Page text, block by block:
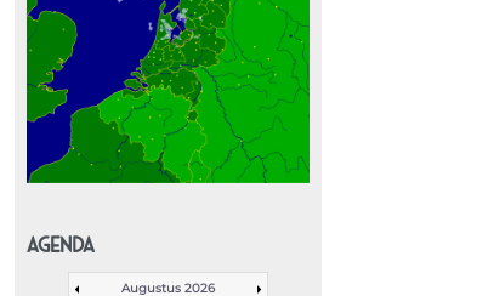
AGENDA
Augustus 2026